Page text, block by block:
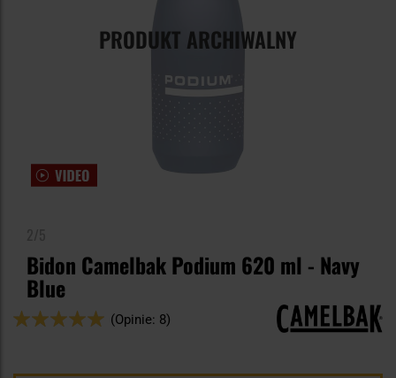
PRODUKT ARCHIWALNY
Bidon Camelbak Podium 620 ml - Navy
Blue
Ocena:
(Opinie: 8)